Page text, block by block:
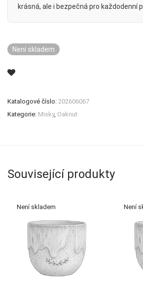
krásná, ale i bezpečná pro každodenní
Není skladem
Katalogové číslo: 202606067
Kategorie: Misky, Oaknut
Související produkty